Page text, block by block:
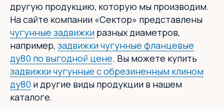
другую продукцию, которую мы производим.
На сайте компании «Сектор» представлены
чугунные задвижки разных диаметров,
например, задвижки чугунные фланцевые
ду80 по выгодной цене. Вы можете купить
задвижки чугунные с обрезиненным клином
ду80 и другие виды продукции в нашем
каталоге.